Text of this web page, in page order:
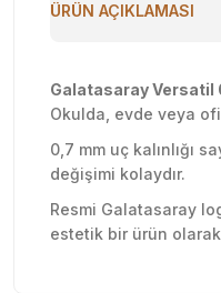
ÜRÜN AÇIKLAMASI
Galatasaray Versatil
Okulda, evde veya
0,7 mm uç kalınlığı
değişimi kolaydır.
Resmi Galatasaray
estetik bir ürün olarak